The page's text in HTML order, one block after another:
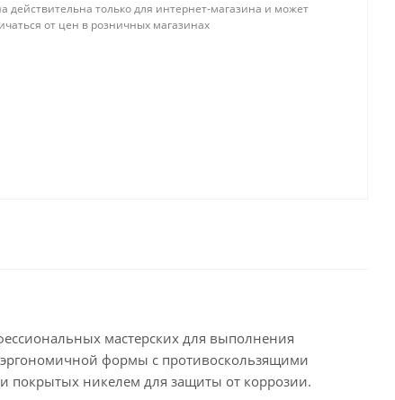
действительна только для интернет-магазина и может
от цен в розничных магазинах
мастерских для выполнения
формы с противоскользящими
покрытых никелем для защиты от коррозии.